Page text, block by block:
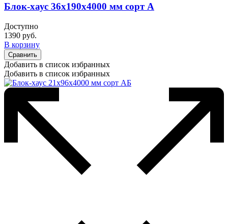
Блок-хаус 36х190х4000 мм сорт А
Доступно
1390 руб.
В корзину
Сравнить
Добавить в список избранных
Добавить в список избранных